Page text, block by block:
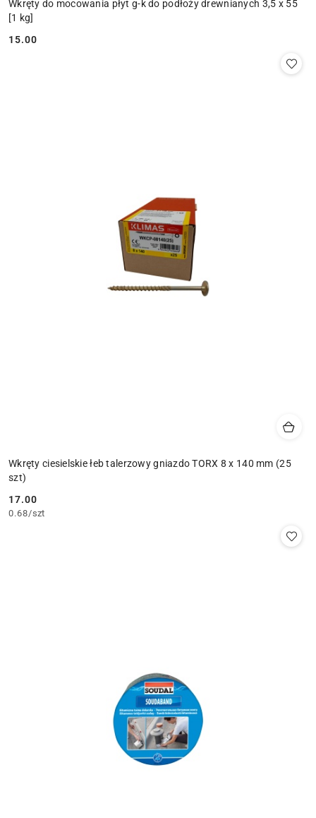
Wkręty do mocowania płyt g-k do podłoży drewnianych 3,5 x 55
[1 kg]
Cena:
15.00
Wkręty ciesielskie łeb talerzowy gniazdo TORX 8 x 140 mm (25
szt)
Cena:
17.00
0.68/szt